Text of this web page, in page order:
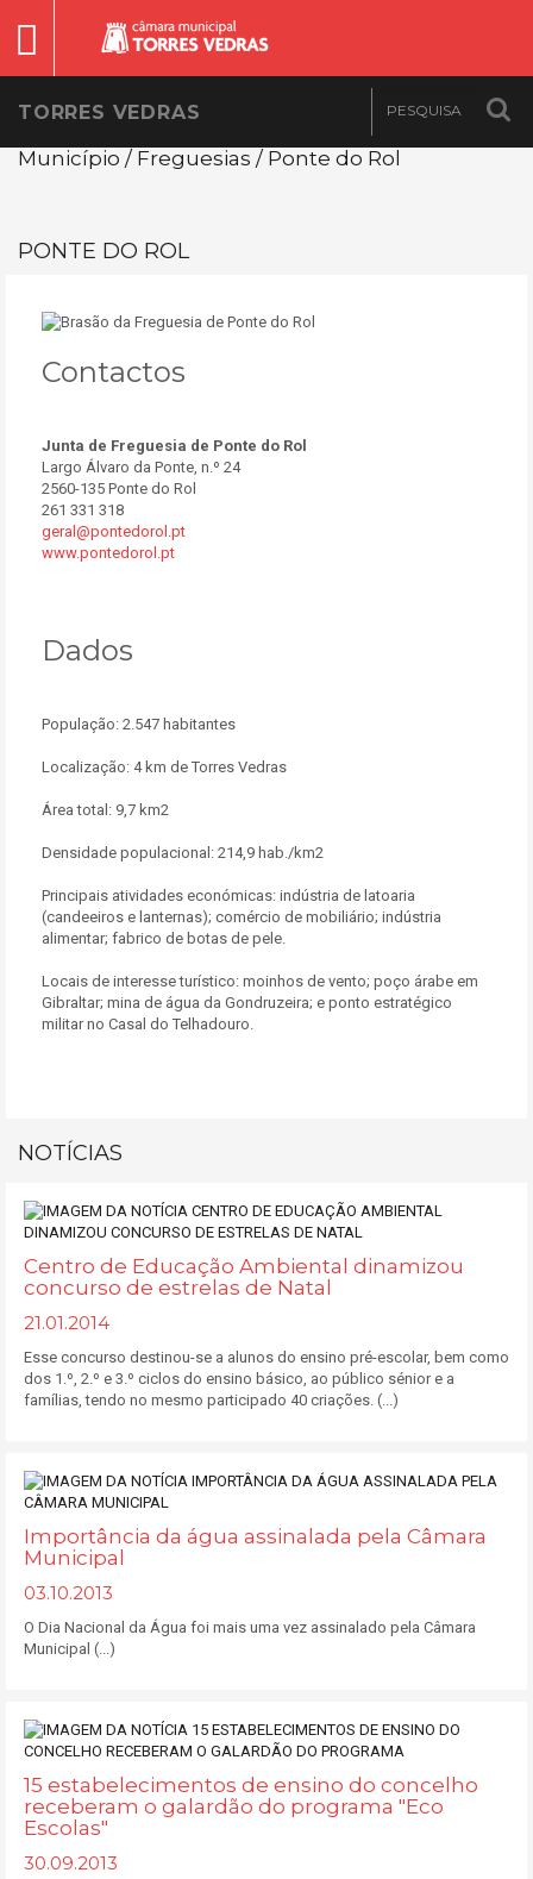
TORRES VEDRAS
Município / Freguesias / Ponte do Rol
PONTE DO ROL
Contactos
Junta de Freguesia de Ponte do Rol
Largo Álvaro da Ponte, n.º 24
2560-135 Ponte do Rol
261 331 318
geral@pontedorol.pt
www.pontedorol.pt
Dados
População: 2.547 habitantes
Localização: 4 km de Torres Vedras
Área total: 9,7 km2
Densidade populacional: 214,9 hab./km2
Principais atividades económicas: indústria de latoaria
(candeeiros e lanternas); comércio de mobiliário; indústria
alimentar; fabrico de botas de pele.
Locais de interesse turístico: moinhos de vento; poço árabe em
Gibraltar; mina de água da Gondruzeira; e ponto estratégico
militar no Casal do Telhadouro.
NOTÍCIAS
Centro de Educação Ambiental dinamizou
concurso de estrelas de Natal
21.01.2014
Esse concurso destinou-se a alunos do ensino pré-escolar, bem como
dos 1.º, 2.º e 3.º ciclos do ensino básico, ao público sénior e a
famílias, tendo no mesmo participado 40 criações. (...)
Importância da água assinalada pela Câmara
Municipal
03.10.2013
O Dia Nacional da Água foi mais uma vez assinalado pela Câmara
Municipal (...)
15 estabelecimentos de ensino do concelho
receberam o galardão do programa "Eco
Escolas"
30.09.2013